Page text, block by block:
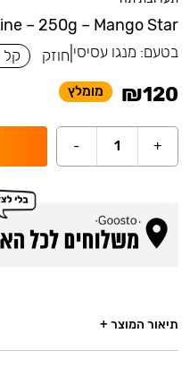
– 250g – Mango Star
בטעם: מנגו עסיסי חוזק קל
₪120 מומלץ
+
1
-
תיאור המוצר +